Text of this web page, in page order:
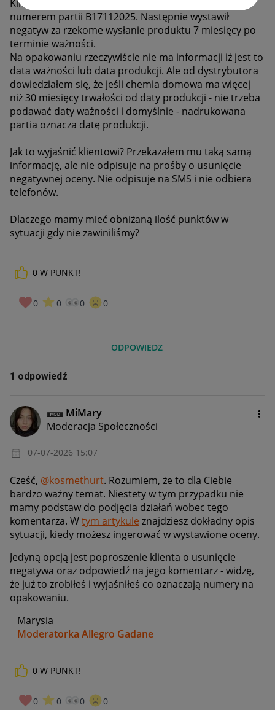
Klient zakupił u nas produkt marki BECKMANN z
numerem partii B17112025. Następnie wystawił
negatyw za rzekome wysłanie produktu 7 miesięcy po
terminie ważności.
Na opakowaniu rzeczywiście nie ma informacji iż jest to
data ważności lub data produkcji. Ale od dystrybutora
dowiedziałem się, że jeśli chemia domowa ma więcej
niż 30 miesięcy trwałości od daty produkcji - nie trzeba
podawać daty ważności i domyślnie - nadrukowana
partia oznacza datę produkcji.
Jak to wyjaśnić klientowi? Przekazałem mu taką samą
informację, ale nie odpisuje na prośby o usunięcie
negatywnej oceny. Nie odpisuje na SMS i nie odbiera
telefonów.
Dlaczego mamy mieć obniżaną ilość punktów w
sytuacji gdy nie zawiniliśmy?
0 W PUNKT!
0 0 0 0
ODPOWIEDZ
1 odpowiedź
MiMary
Moderacja Społeczności
‎07-07-2026 15:07
Cześć, @kosmethurt. Rozumiem, że to dla Ciebie
bardzo ważny temat. Niestety w tym przypadku nie
mamy podstaw do podjęcia działań wobec tego
komentarza. Wtym artykule znajdziesz dokładny opis
sytuacji, kiedy możesz ingerować w wystawione oceny.
Jedyną opcją jest poproszenie klienta o usunięcie
negatywa oraz odpowiedź na jego komentarz - widzę,
że już to zrobiłeś i wyjaśniłeś co oznaczają numery na
opakowaniu.
Marysia
Moderatorka Allegro Gadane
0 W PUNKT!
0 0 0 0